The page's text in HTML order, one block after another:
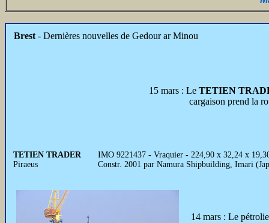
Brest - Dernières nouvelles de Gedour ar Minou
15 mars : Le TETIEN
cargaison prend la
TETIEN TRADER
Piraeus
IMO 9221437 - Vraquier - 224,90 x 32,24 x
Constr. 2001 par Namura Shipbuilding, Imari
14 mars : Le